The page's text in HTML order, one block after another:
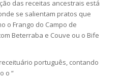
das receitas ancestrais está
se salientam pratos que
o Frango do Campo de
Beterraba e Couve ou o Bife
português, contando
o “